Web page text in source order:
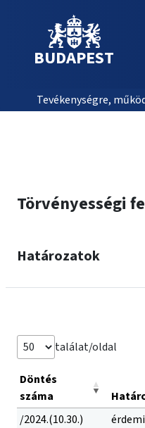
BUDAPEST
Tevékenységre,
Törvényességi
Határozatok
találat/oldal
Döntés
száma
/2024.(10.30.)